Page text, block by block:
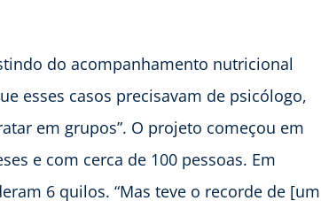
do acompanhamento nutricional
esses casos precisavam de psicólogo,
em grupos”. O projeto começou em
e com cerca de 100 pessoas. Em
6 quilos. “Mas teve o recorde de [um